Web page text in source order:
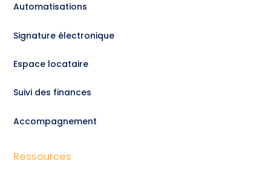
Automatisations
Signature électronique
Espace locataire
Suivi des finances
Accompagnement
Ressources